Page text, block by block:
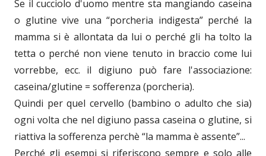
Se il cucciolo d'uomo mentre sta mangiando caseina
o glutine vive una “porcheria indigesta” perché la
mamma si è allontata da lui o perché gli ha tolto la
tetta o perché non viene tenuto in braccio come lui
vorrebbe, ecc. il digiuno può fare l'associazione:
caseina/glutine = sofferenza (porcheria).
Quindi per quel cervello (bambino o adulto che sia)
ogni volta che nel digiuno passa caseina o glutine, si
riattiva la sofferenza perchè “la mamma è assente”...
Perché gli esempi si riferiscono sempre e solo alle